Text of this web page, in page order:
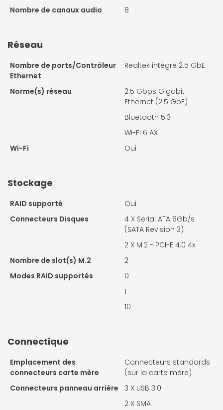
Nombre de canaux audio
8
Réseau
Nombre de ports/Contrôleur
Ethernet
Realtek intégré 2.5 GbE
Norme(s) réseau
2.5 Gbps Gigabit
Ethernet (2.5 GbE)
Bluetooth 5.3
Wi-Fi 6 AX
Wi-Fi
Oui
Stockage
RAID supporté
Oui
Connecteurs Disques
4 X Serial ATA 6Gb/s
(SATA Revision 3)
2 X M.2 - PCI-E 4.0 4x
Nombre de slot(s) M.2
2
Modes RAID supportés
0
1
10
Connectique
Emplacement des
connecteurs carte mère
Connecteurs standards
(sur la carte mère)
Connecteurs panneau arrière
3 X USB 3.0
2 X SMA